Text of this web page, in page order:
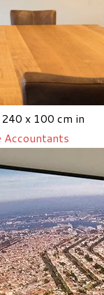
240 x 100 cm in
Accountants